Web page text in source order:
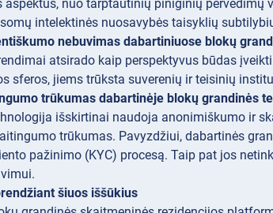
aspektus, nuo tarptautinių piniginių
intelektinės nuosavybės taisyklių
nebuvimas dabartiniuose blokų
atsirado kaip perspektyvus būdas
sferos, jiems trūksta suverenių ir teisinių
trūkumas dabartinėje blokų grandinės
išskirtinai naudoja anonimiškumo ir
trūkumas. Pavyzdžiui, dabartinės
pažinimo (KYC) procesą. Taip pat jos
šiuos iššūkius